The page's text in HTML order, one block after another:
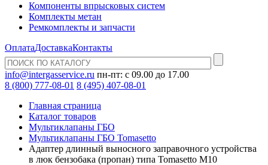
Компоненты впрысковых систем
Комплекты метан
Ремкомплекты и запчасти
ОплатаДоставкаКонтакты
info@intergasservice.ru пн-пт: с 09.00 до 17.00
8 (800) 777-08-01 8 (495) 407-08-01
Главная страница
Каталог товаров
Мультиклапаны ГБО
Мультиклапаны ГБО Tomasetto
Адаптер длинный выносного заправочного устройства
в люк бензобака (пропан) типа Tomasetto M10